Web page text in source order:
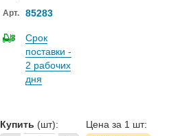
Арт. 85283
Срок
поставки -
2 рабочих
дня
Купить (шт): Цена за 1 шт: